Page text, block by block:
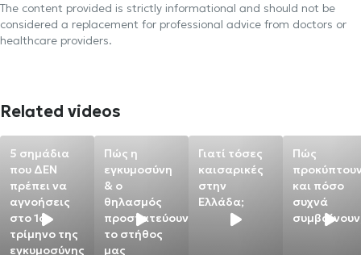
The content provided is strictly informational and should not be
considered a replacement for professional advice from doctors or
healthcare providers.
Related videos
5 σημάδια
που ΔΕΝ
πρέπει να
αγνοήσεις
στο 1ο
τρίμηνο της
εγκυμοσύνης
Πώς η
εγκυμοσύνη
& ο
θηλασμός
προστατεύουν
το στήθος
μας
Γιατί τόσες
καισαρικές
στην
Ελλάδα;
Πώς
και πόσο
συχνά